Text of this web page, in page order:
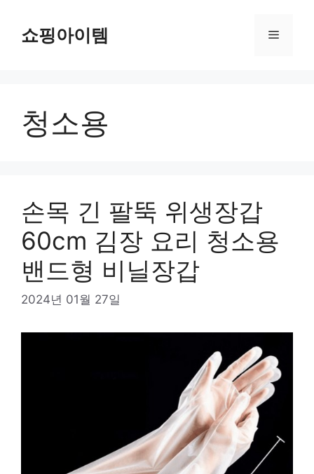
쇼핑아이템 메
청소용
손목 긴 팔뚝 위생장갑
60cm 김장 요리 청소용
밴드형 비닐장갑
2024년 01월 27일